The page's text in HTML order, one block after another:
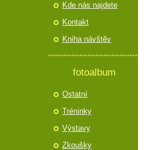
Kde nás najdete
Kontakt
Kniha návštěv
fotoalbum
Ostatní
Tréninky
Výstavy
Zkoušky